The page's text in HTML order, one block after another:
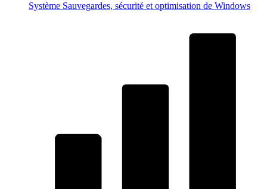
Système Sauvegardes, sécurité et optimisation de Windows